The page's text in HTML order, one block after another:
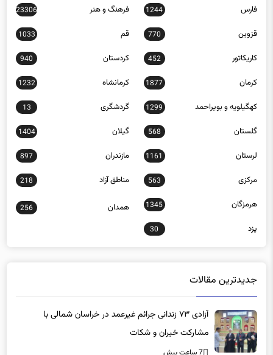
فارس 1244 فرهنگ و هنر 23306
قزوین 770 قم 1033
کاریکاتور 452 کردستان 940
کرمان 1877 کرمانشاه 1232
کهگیلویه و بویراحمد 1299 گردشگری 13
گلستان 568 گیلان 1404
لرستان 1161 مازندران 897
مرکزی 563 مناطق آزاد 218
هرمزگان 1345 همدان 256
یزد 30
جدیدترین مقالات
آزادی ۷۳ زندانی جرائم غیرعمد در خراسان شمالی با
مشارکت خیران و شکات
7 ساعت پیش